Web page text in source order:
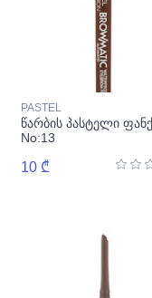
PASTEL
წარბის პასტელი
No:13
10 ₾